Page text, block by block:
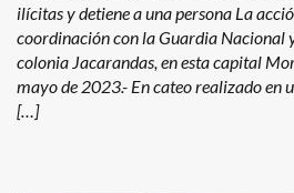
ilícitas y detiene a una persona La
coordinación con la Guardia Nacional
colonia Jacarandas, en esta capital
mayo de 2023.- En cateo realizado en
[…]